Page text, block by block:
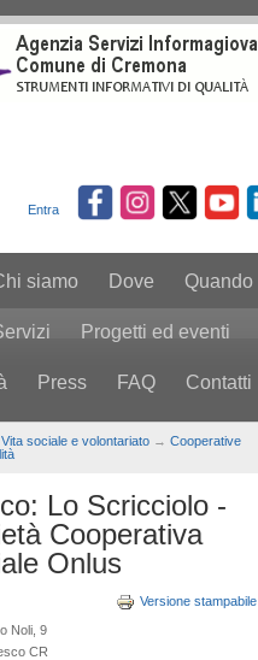
Entra
siamo Dove Quando
Progetti ed eventi
Press FAQ Contatti
Vita sociale e volontariato → Cooperative
Lo Scricciolo -
Cooperativa
Onlus
Versione stampabile
Noli, 9
CR